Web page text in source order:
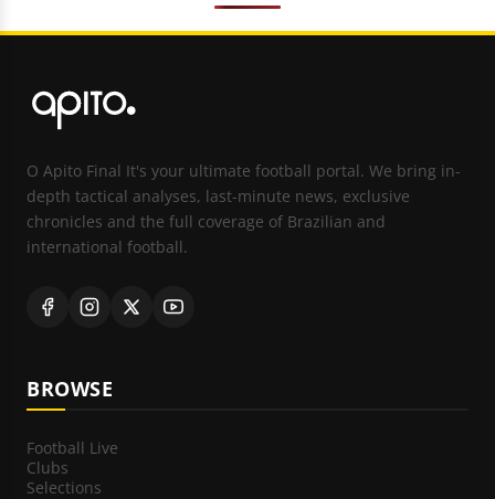
O Apito Final It's your ultimate football portal. We bring in-
depth tactical analyses, last-minute news, exclusive
chronicles and the full coverage of Brazilian and
international football.
BROWSE
Football Live
Clubs
Selections